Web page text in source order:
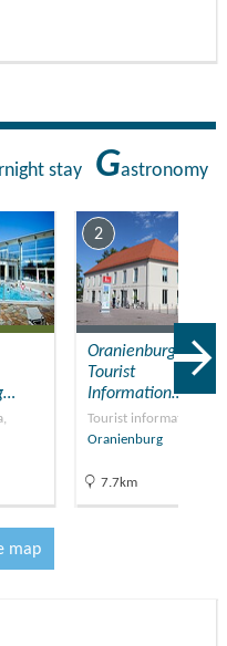
stay Gastronomy
2
Oranienburg
Tourist
Information…
Tourist information
Oranienburg
7.7km
map